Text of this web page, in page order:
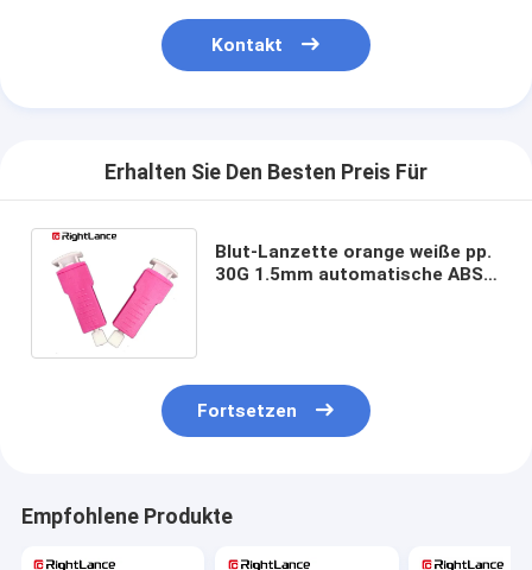
Kontakt
Erhalten Sie Den Besten Preis Für
Blut-Lanzette orange weiße pp.
30G 1.5mm automatische ABS
Fortsetzen
Empfohlene Produkte